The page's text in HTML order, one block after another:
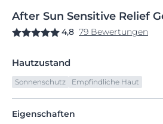
After Sun Sensitive Relief
4,8 79 Bewertungen
Hautzustand
Sonnenschutz Empfindliche Haut
Eigenschaften